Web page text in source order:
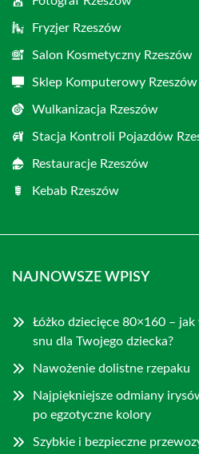
Fryzjer Rzeszów
Salon Kosmetyczny Rzeszów
Sklep Komputerowy Rzeszów
Wulkanizacja Rzeszów
Stacja Kontroli Pojazdów
Restauracje Rzeszów
Kebab Rzeszów
NAJNOWSZE WPISY
Łóżko dziecięce 80×160 –
snu dla Twojego dziecka?
Nawożenie dolistne rzepaku
Najpiękniejsze odmiany
po egzotyczne kolory
Szybkie i bezpieczne